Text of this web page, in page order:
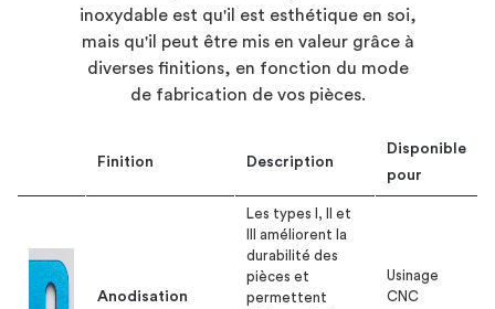
inoxydable est qu'il est esthétique en soi,
mais qu'il peut être mis en valeur grâce à
diverses finitions, en fonction du mode
de fabrication de vos pièces.
Finition Description
Disponible
pour
Anodisation
Les types I, II et
III améliorent la
durabilité des
pièces et
permettent
Usinage
CNC